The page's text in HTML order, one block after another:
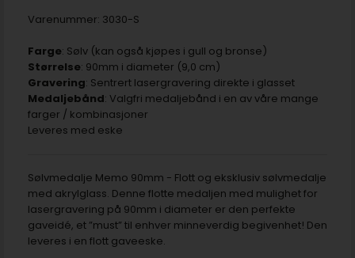
Varenummer: 3030-S
Farge: Sølv (kan også kjøpes i gull og bronse)
Størrelse: 90mm i diameter (9,0 cm)
Gravering: Sentrert lasergravering direkte i glasset
Medaljebånd: Valgfri medaljebånd i en av våre mange
farger / kombinasjoner
Leveres med eske
Sølvmedalje Memo 90mm - Flott og eksklusiv sølvmedalje
med akrylglass. Denne flotte medaljen med mulighet for
lasergravering på 90mm i diameter er den perfekte
gaveidé, et ”must” til enhver minneverdig begivenhet! Den
leveres i en flott gaveeske.